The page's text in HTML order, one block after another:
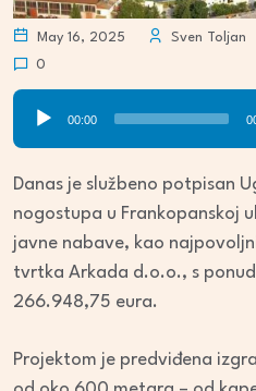
May 16, 2025 Sven Toljan
0
Audio
Player
00:00
Danas je službeno potpisan
nogostupa u Frankopanskoj
javne nabave, kao
tvrtka Arkada d.o.o., s
266.948,75 eura.
Projektom je predviđena